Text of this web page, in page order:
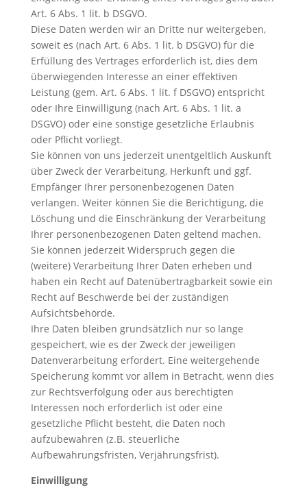
Art. 6 Abs. 1 lit. b DSGVO.
Diese Daten werden wir an Dritte nur weitergeben,
soweit es (nach Art. 6 Abs. 1 lit. b DSGVO) für die
Erfüllung des Vertrages erforderlich ist, dies dem
überwiegenden Interesse an einer effektiven
Leistung (gem. Art. 6 Abs. 1 lit. f DSGVO) entspricht
oder Ihre Einwilligung (nach Art. 6 Abs. 1 lit. a
DSGVO) oder eine sonstige gesetzliche Erlaubnis
oder Pflicht vorliegt.
Sie können von uns jederzeit unentgeltlich Auskunft
über Zweck der Verarbeitung, Herkunft und ggf.
Empfänger Ihrer personenbezogenen Daten
verlangen. Weiter können Sie die Berichtigung, die
Löschung und die Einschränkung der Verarbeitung
Ihrer personenbezogenen Daten geltend machen.
Sie können jederzeit Widerspruch gegen die
(weitere) Verarbeitung Ihrer Daten erheben und
haben ein Recht auf Datenübertragbarkeit sowie ein
Recht auf Beschwerde bei der zuständigen
Aufsichtsbehörde.
Ihre Daten bleiben grundsätzlich nur so lange
gespeichert, wie es der Zweck der jeweiligen
Datenverarbeitung erfordert. Eine weitergehende
Speicherung kommt vor allem in Betracht, wenn dies
zur Rechtsverfolgung oder aus berechtigten
Interessen noch erforderlich ist oder eine
gesetzliche Pflicht besteht, die Daten noch
aufzubewahren (z.B. steuerliche
Aufbewahrungsfristen, Verjährungsfrist).
Einwilligung